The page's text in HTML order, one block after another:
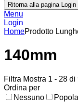
Ritorna alla pagina Login
Menu
Login
HomeProdotto
140mm
Filtra Mostra 1 - 28
Ordina per
Nessuno